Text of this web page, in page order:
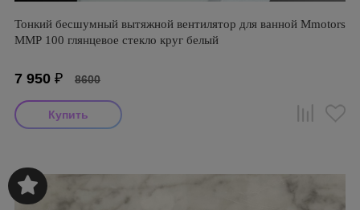
Тонкий бесшумный вытяжной вентилятор для ванной Mmotors
ММР 100 глянцевое стекло круг белый
7 950 ₽ 8600